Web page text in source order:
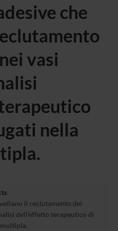
che
vasi
nella
il reclutamento dei
dell'effetto terapeutico di